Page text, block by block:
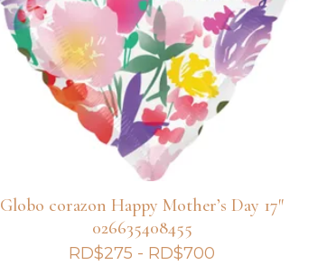
Globo corazon Happy Mother’s Day 17″
026635408455
RD$275 - RD$700